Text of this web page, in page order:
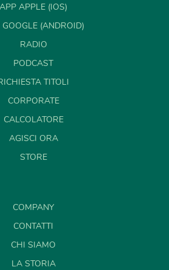
APP APPLE (IOS)
(ANDROID)
RADIO
PODCAST
TITOLI
CORPORATE
CALCOLATORE
AGISCI ORA
STORE
COMPANY
CONTATTI
CHI SIAMO
LA STORIA